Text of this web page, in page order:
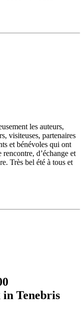
les auteurs,
visiteuses, partenaires
et bénévoles qui ont
d’échange et
Très bel été à tous et
Tenebris